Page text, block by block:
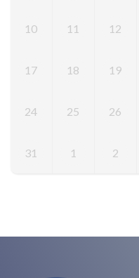
10 11 12
17 18 19
24 25 26
31 1 2